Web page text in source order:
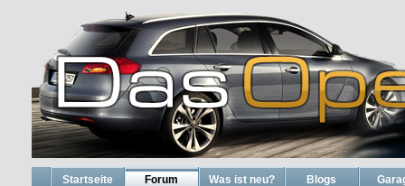
Startseite Forum Was ist neu? Blogs